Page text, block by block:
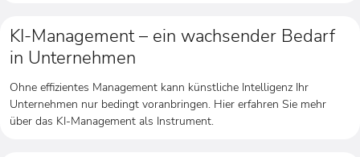
KI-Management – ein wachsender Bedarf
in Unternehmen
Ohne effizientes Management kann künstliche Intelligenz Ihr
Unternehmen nur bedingt voranbringen. Hier erfahren Sie mehr
über das KI-Management als Instrument.